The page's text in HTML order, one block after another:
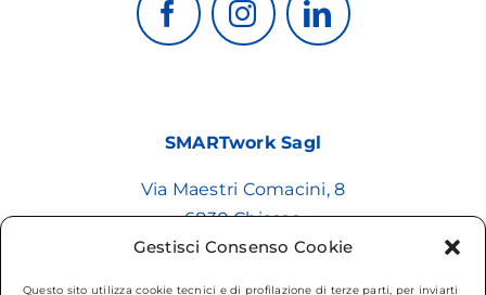
Gestisci Consenso Cookie
Questo sito utilizza cookie tecnici e di profilazione di terze parti, per inviarti
SMARTwork Sagl
Via Maestri Comacini, 8
6830 Chiasso